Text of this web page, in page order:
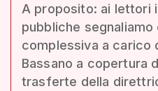
A proposito: ai lettori
pubbliche
complessiva a carico
Bassano a copertura
trasferte della